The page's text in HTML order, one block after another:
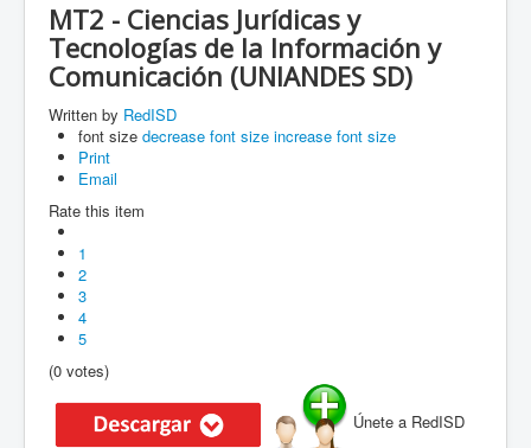
MT2 - Ciencias Jurídicas y
Tecnologías de la Información y
Comunicación (UNIANDES SD)
Written by RedISD
font size decrease font size increase font size
Print
Email
Rate this item
1
2
3
4
5
(0 votes)
Únete a RedISD